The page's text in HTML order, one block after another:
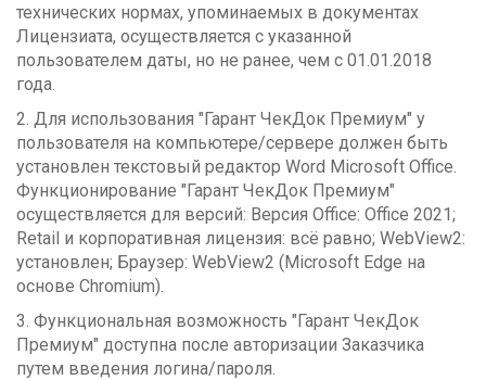
технических нормах, упоминаемых в документах
Лицензиата, осуществляется с указанной
пользователем даты, но не ранее, чем с 01.01.2018
года.
2. Для использования "Гарант ЧекДок Премиум" у
пользователя на компьютере/сервере должен быть
установлен текстовый редактор Word Microsoft Office.
Функционирование "Гарант ЧекДок Премиум"
осуществляется для версий: Версия Office: Office 2021;
Retail и корпоративная лицензия: всё равно; WebView2:
установлен; Браузер: WebView2 (Microsoft Edge на
основе Chromium).
3. Функциональная возможность "Гарант ЧекДок
Премиум" доступна после авторизации Заказчика
путем введения логина/пароля.